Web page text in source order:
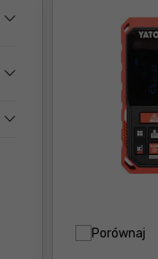
Porównaj